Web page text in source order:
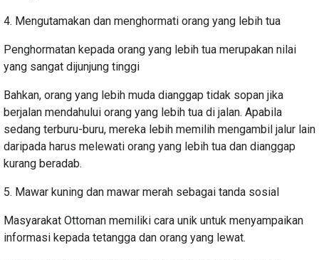
4. Mengutamakan dan menghormati orang yang lebih tua
Penghormatan kepada orang yang lebih tua merupakan nilai
yang sangat dijunjung tinggi
Bahkan, orang yang lebih muda dianggap tidak sopan jika
berjalan mendahului orang yang lebih tua di jalan. Apabila
sedang terburu-buru, mereka lebih memilih mengambil jalur lain
daripada harus melewati orang yang lebih tua dan dianggap
kurang beradab.
5. Mawar kuning dan mawar merah sebagai tanda sosial
Masyarakat Ottoman memiliki cara unik untuk menyampaikan
informasi kepada tetangga dan orang yang lewat.